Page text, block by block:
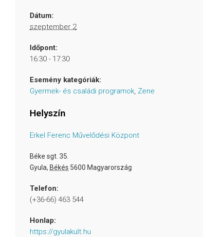
Dátum:
szeptember 2
Időpont:
16:30 - 17:30
Esemény kategóriák:
Gyermek- és családi programok, Zene
Helyszín
Erkel Ferenc Művelődési Központ
Béke sgt. 35.
Gyula, Békés 5600 Magyarország
Telefon:
(+36-66) 463 544
Honlap:
https://gyulakult.hu